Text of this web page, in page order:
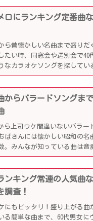
ロにランキング定番曲
ら昔懐かしい名曲まで盛りだ
たい時、同窓会や送別会で40
なカラオケソングを探してい
からバラードソングま
ら上司ウケ間違いないバラー
ばさんには懐かしい昭和の名
。みんなが知っている曲は音
ず！
ンキング常連の人気曲
調査！
にもピッタリ！盛り上がる曲
る簡単な曲まで、60代男女に